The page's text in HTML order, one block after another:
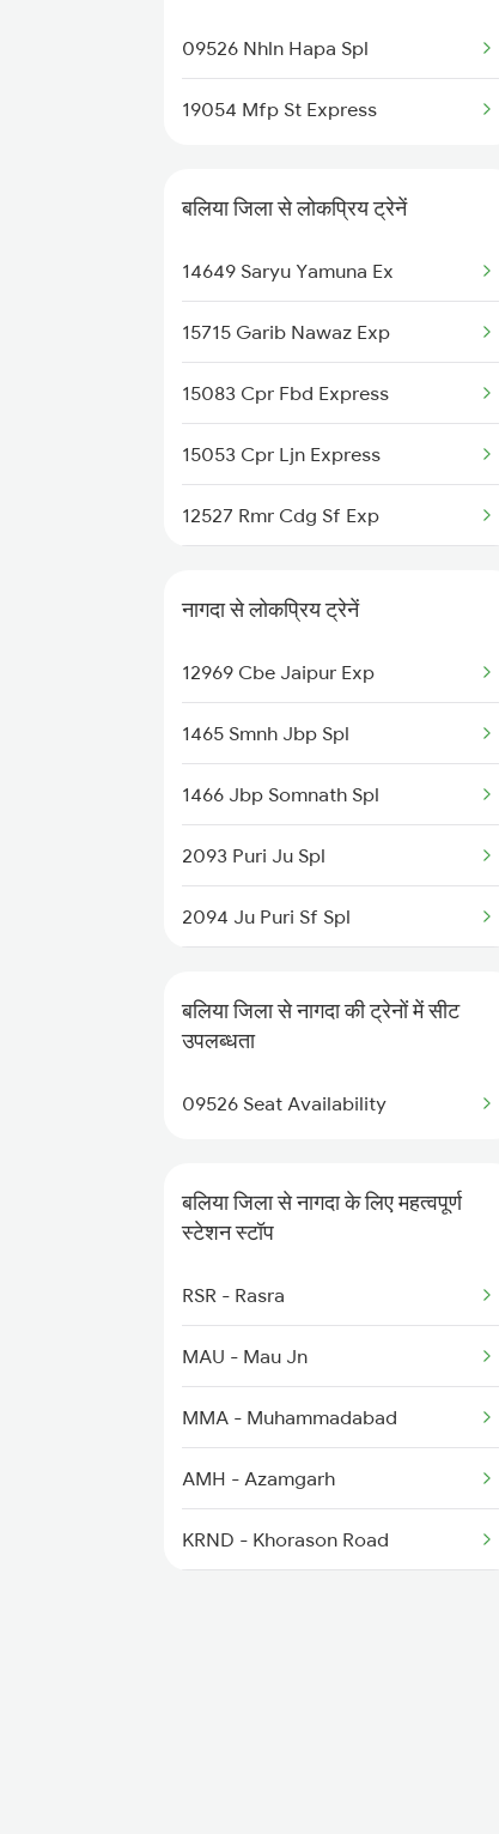
Ballia to Alipurduar Trains
Ballia to New Tinsukia Trains
Ballia to Unnao Trains
Ballia to Phephna Trains
09526 Nhln Hapa Spl
19054 Mfp St Express
बलिया जिला से लोकप्रिय ट्रेनें
14649 Saryu Yamuna Ex
15715 Garib Nawaz Exp
15083 Cpr Fbd Express
15053 Cpr Ljn Express
12527 Rmr Cdg Sf Exp
2503 Dbrg Ndls Raj
2504 Ndls Dbrgraj Spl
2505 Dbrg Ndls Raj
2506 Dbrg Rjdhni Spl
2561 Jyg Ndls Spl
2562 Swatantrta S Spl
नागदा से लोकप्रिय ट्रेनें
12969 Cbe Jaipur Exp
1465 Smnh Jbp Spl
1466 Jbp Somnath Spl
2093 Puri Ju Spl
2094 Ju Puri Sf Spl
2244 Bdts Kanpur Spl
2415 Indb Ndls Spl
2459 Ju Indb Sf Spl
2460 Indb Ju Sup Spl
2903 Mmct Asr Spl
2904 Goldn Temple Spl
2925 Bdts Asr Spl
2926 Paschim Exp Spl
बलिया जिला से नागदा की ट्रेनों में सीट
उपलब्धता
09526 Seat Availability
बलिया जिला से नागदा के लिए महत्वपूर्ण
स्टेशन स्टॉप
RSR - Rasra
MAU - Mau Jn
MMA - Muhammadabad
AMH - Azamgarh
KRND - Khorason Road